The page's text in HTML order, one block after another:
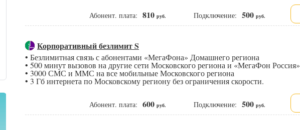
Абонент. плата: 810 руб. Подключение: 500 руб.
Корпоративный безлимит S
• Безлимитная связь с абонентами «МегаФона» Домашнего региона
• 500 минут вызовов на другие сети Московского региона и «МегаФон Россия»
• 3000 СМС и ММС на все мобильные Московского региона
• 3 Гб интернета по Московскому региону без ограничения скорости.
Абонент. плата: 600 руб. Подключение: 500 руб.